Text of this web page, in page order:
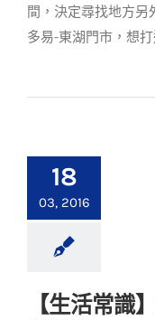
間，決定尋找地方
多易-東湖門市，想
18
03, 2016
【生活常識